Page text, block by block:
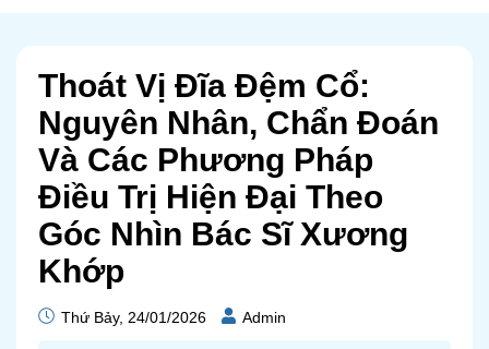
Thoát Vị Đĩa Đệm Cổ:
Nguyên Nhân, Chẩn Đoán
Và Các Phương Pháp
Điều Trị Hiện Đại Theo
Góc Nhìn Bác Sĩ Xương
Khớp
Thứ Bảy, 24/01/2026 Admin